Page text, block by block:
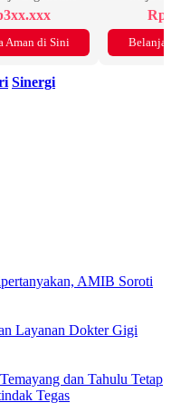
Aman di Sini Belanja
Sinergi
AMIB Soroti
Layanan Dokter Gigi
dan Tahulu Tetap
Tegas